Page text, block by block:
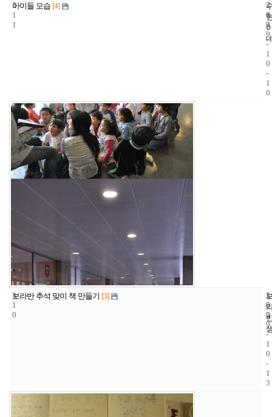
3
1
1
아이들 모습 [4]
2
6
3
2
0
0
9
-
1
0
-
1
0
3
1
0
보라반 추석 맞이 책 만들기 [3]
1
6
2
2
0
0
9
-
1
0
-
1
3